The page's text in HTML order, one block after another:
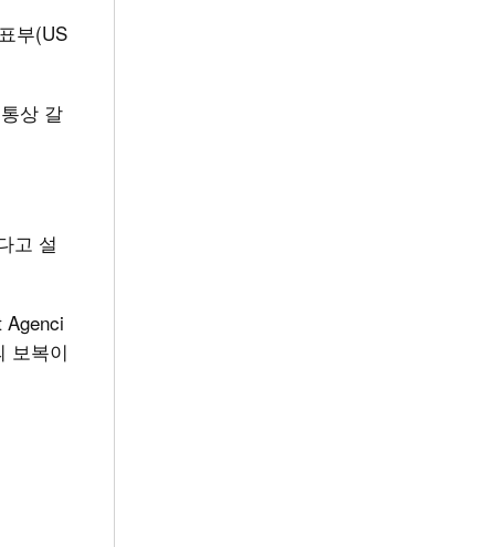
부(US
상 갈
고 설
Agenci
보복이